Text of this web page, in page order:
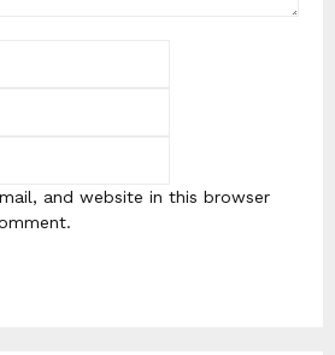
and website in this browser